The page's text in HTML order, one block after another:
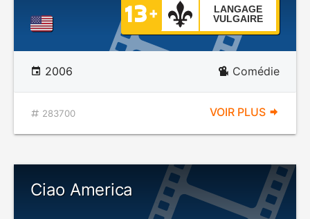
LANGAGE
VULGAIRE
2006 Comédie
283700 VOIR PLUS
Ciao America